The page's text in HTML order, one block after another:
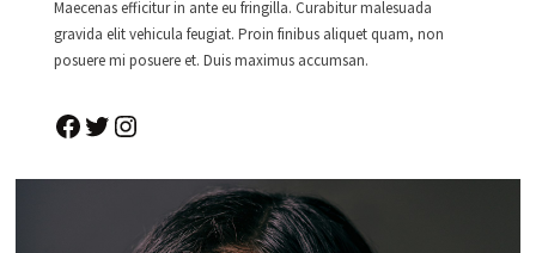
Maecenas efficitur in ante eu fringilla. Curabitur malesuada
gravida elit vehicula feugiat. Proin finibus aliquet quam, non
posuere mi posuere et. Duis maximus accumsan.